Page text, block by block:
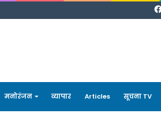
मनोरंजन व्यापार Articles सूचना TV